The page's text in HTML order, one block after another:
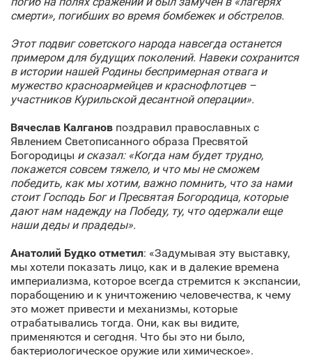
смерти», погибших во время бомбежек и обстрелов.
Этот подвиг советского народа навсегда останется
примером для будущих поколений. Навеки сохранится
в истории нашей Родины беспримерная отвага и
мужество красноармейцев и краснофлотцев –
участников Курильской десантной операции».
Вячеслав Калганов поздравил православных с
Явлением Светописанного образа Пресвятой
Богородицы и сказал: «Когда нам будет трудно,
покажется совсем тяжело, и что мы не сможем
победить, как мы хотим, важно помнить, что за нами
стоит Господь Бог и Пресвятая Богородица, которые
дают нам надежду на Победу, ту, что одержали еще
наши деды и прадеды».
Анатолий Будко отметил: «Задумывая эту выставку,
мы хотели показать лицо, как и в далекие времена
империализма, которое всегда стремится к экспансии,
порабощению и к уничтожению человечества, к чему
это может привести и механизмы, которые
отрабатывались тогда. Они, как вы видите,
применяются и сегодня. Что бы это ни было,
бактериологическое оружие или химическое».